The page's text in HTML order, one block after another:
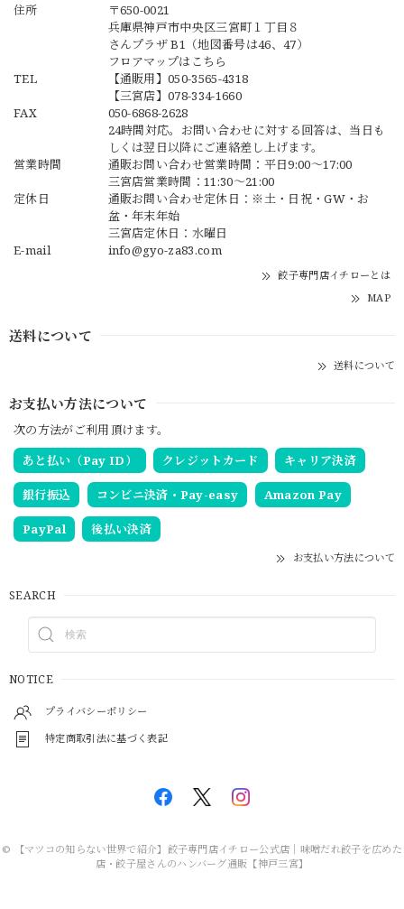
住所
〒650-0021
兵庫県神戸市中央区三宮町１丁目８
さんプラザ B1（地図番号は46、47）
フロアマップは こちら
TEL
【通販用】050-3565-4318
【三宮店】078-334-1660
FAX
050-6868-2628
24時間対応。お問い合わせに対する回答は、当日も
しくは翌日以降にご連絡差し上げます。
営業時間
通販お問い合わせ営業時間：平日9:00〜17:00
三宮店営業時間：11:30～21:00
定休日
通販お問い合わせ定休日：※土・日祝・GW・お
盆・年末年始
三宮店定休日：水曜日
E-mail
info@gyo-za83.com
餃子専門店イチローとは
MAP
送料について
送料について
お支払い方法について
次の方法がご利用頂けます。
あと払い（Pay ID）
クレジットカード キャリア決済
銀行振込 コンビニ決済・Pay-easy Amazon Pay
PayPal 後払い決済
お支払い方法について
SEARCH
NOTICE
プライバシーポリシー
特定商取引法に基づく表記
© 【マツコの知らない世界で紹介】餃子専門店イチロー公式店｜味噌だれ餃子を広めた
店・餃子屋さんのハンバーグ通販【神戸三宮】